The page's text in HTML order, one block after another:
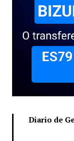
Diario de